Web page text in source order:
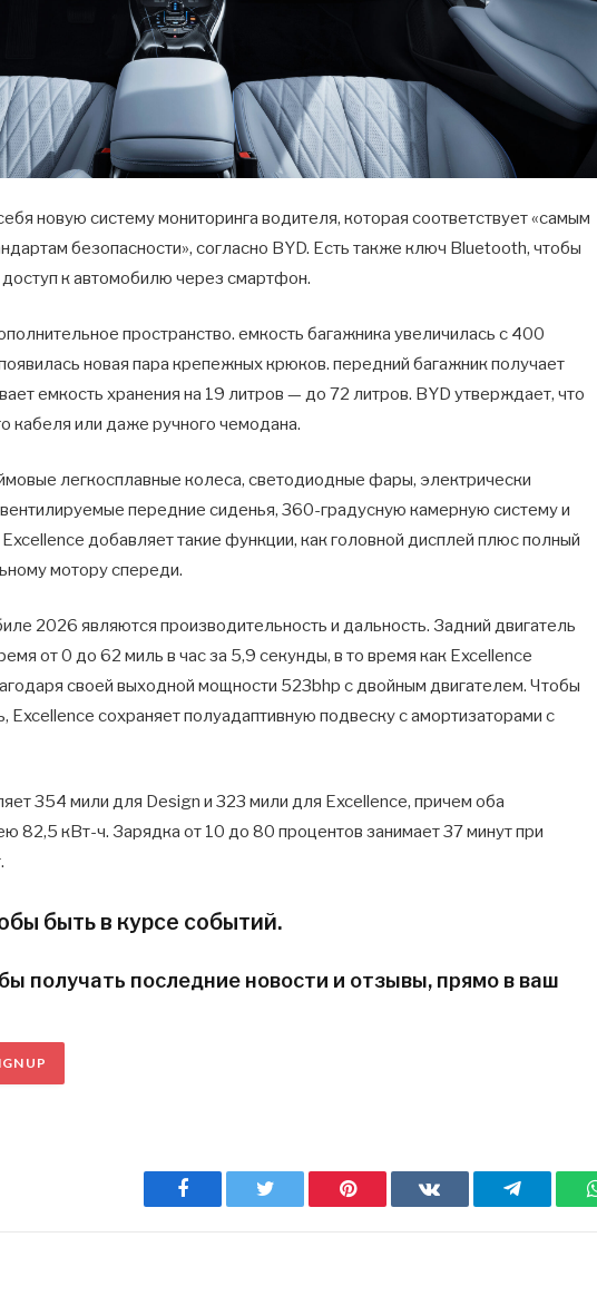
новую систему мониторинга водителя, которая соответствует «самым
безопасности», согласно BYD. Есть также ключ Bluetooth, чтобы
к автомобилю через смартфон.
пространство. емкость багажника увеличилась с 400
новая пара крепежных крюков. передний багажник получает
емкость хранения на 19 литров — до 72 литров. BYD утверждает, что
кабеля или даже ручного чемодана.
легкосплавные колеса, светодиодные фары, электрически
передние сиденья, 360-градусную камерную систему и
добавляет такие функции, как головной дисплей плюс полный
мотору спереди.
2026 являются производительность и дальность. Задний двигатель
от 0 до 62 миль в час за 5,9 секунды, в то время как Excellence
своей выходной мощности 523bhp с двойным двигателем. Чтобы
Excellence сохраняет полуадаптивную подвеску с амортизаторами с
354 мили для Design и 323 мили для Excellence, причем оба
82,5 кВт-ч. Зарядка от 10 до 80 процентов занимает 37 минут при
быть в курсе событий.
получать последние новости и отзывы, прямо в ваш
UP
Facebook Twitter Pinterest ВКонтактеTelegram